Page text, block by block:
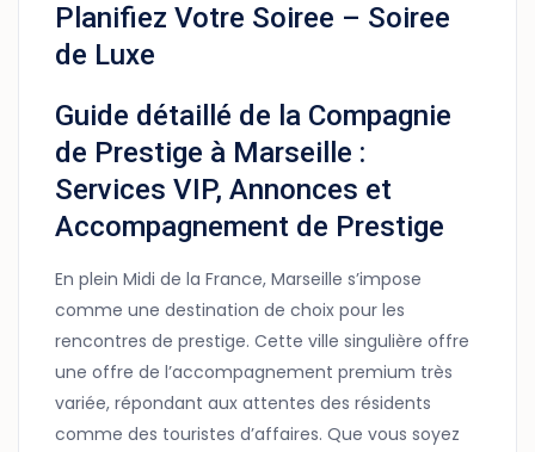
Planifiez Votre Soiree – Soiree
de Luxe
Guide détaillé de la Compagnie
de Prestige à Marseille :
Services VIP, Annonces et
Accompagnement de Prestige
En plein Midi de la France, Marseille s’impose
comme une destination de choix pour les
rencontres de prestige. Cette ville singulière offre
une offre de l’accompagnement premium très
variée, répondant aux attentes des résidents
comme des touristes d’affaires. Que vous soyez